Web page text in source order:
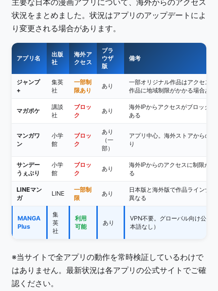
主要な日本の漫画アプリについて、海外からのアクセス
状況をまとめました。状況はアプリのアップデートによ
り変更される場合があります。
アプリ名
出版
社
海外ア
クセス
ブラ
ウザ
版
備考
ジャンプ
+
集英
社
一部制
限あり
あり
一部オリジナル作品はアクセス
作品に地域制限がかかる場合あり
マガポケ
講談
社
ブロッ
ク
あり
海外IPからアクセスがブロックさ
ある
マンガワ
ン
小学
館
ブロッ
ク
あり
（一
部）
アプリ中心。海外ストアからの
り
サンデー
うぇぶり
小学
館
ブロッ
ク
あり
海外IPからのアクセスに制限があ
る
LINEマン
ガ
LINE
一部制
限
あり
日本版と海外版で作品ラインナ
異なる
MANGA
Plus
集
英
社
利用
可能
あり
VPN不要。グローバル向け公式
本語なし）
※当サイトで全アプリの動作を常時検証しているわけで
はありません。最新状況は各アプリの公式サイトでご確
認ください。